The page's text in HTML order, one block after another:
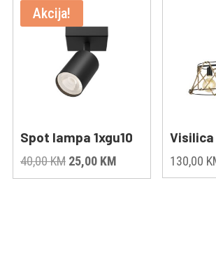
Akcija!
Spot lampa 1xgu10
40,00KM Original
price
25,00 KMCurrent
price
Visilica
130,00